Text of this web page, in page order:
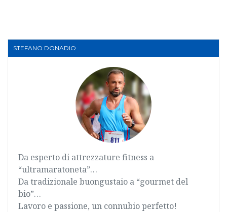
STEFANO DONADIO
Da esperto di attrezzature fitness a
“ultramaratoneta”…
Da tradizionale buongustaio a “gourmet del
bio”…
Lavoro e passione, un connubio perfetto!